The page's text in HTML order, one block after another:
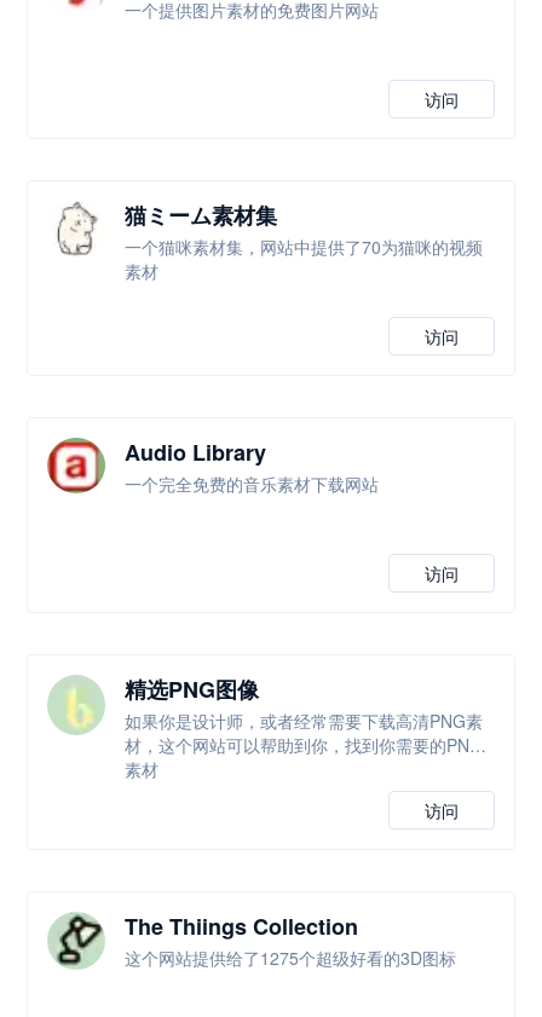
一个提供图片素材的免费图片网站
访问
猫ミーム素材集
一个猫咪素材集，网站中提供了70为猫咪的视频
素材
访问
Audio Library
一个完全免费的音乐素材下载网站
访问
精选PNG图像
如果你是设计师，或者经常需要下载高清PNG素
材，这个网站可以帮助到你，找到你需要的PNG
素材
访问
The Thiings Collection
这个网站提供给了1275个超级好看的3D图标